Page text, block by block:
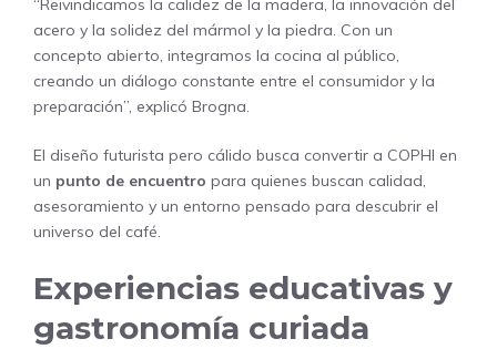
“Reivindicamos la calidez de la madera, la innovación del
acero y la solidez del mármol y la piedra. Con un
concepto abierto, integramos la cocina al público,
creando un diálogo constante entre el consumidor y la
preparación”, explicó Brogna.
El diseño futurista pero cálido busca convertir a COPHI en
un punto de encuentro para quienes buscan calidad,
asesoramiento y un entorno pensado para descubrir el
universo del café.
Experiencias educativas y
gastronomía curiada